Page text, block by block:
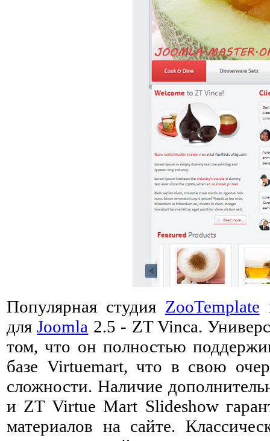
Популярная студия ZooTemplate
дляJoomla 2.5 - ZT Vinca.
том, что он полностью
базе Virtuemart, что в свою
сложности. Наличие
и ZT Virtue Mart Slideshow
материалов на сайте.